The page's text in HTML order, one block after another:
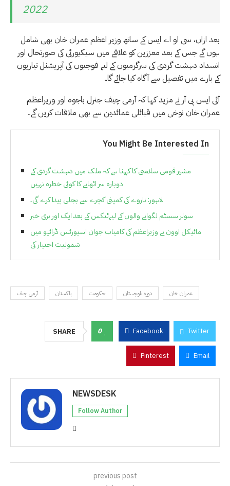
2022
بعد ازاں، سی او اے ایس کے ساتھ وزیر اعظم عمران خان بھی شامل
ہوں گے جس کے بعد معززین کو علاقے میں سیکیورٹی کی صورتحال اور
انسداد دہشت گردی کی سرگرمیوں کے لیے فوجیوں کی آپریشنل تیاریوں
کے بارے میں تفصیل سے آگاہ کیا جائے گا۔
آئی ایس پی آر نے مزید کہا کہ آرمی چیف جنرل باجوہ اور وزیراعظم
عمران خان نوخی میں قبائلی عمائدین سے بھی ملاقات کریں گے۔
You Might Be Interested In
مشیر قومی سلامتی کا کہنا ہے کہ ملک میں دہشت گردی کے
دوبارہ سر اٹھانے کا کوئی خطرہ نہیں
لاہور: ناروے کی کمپنی کچرے سے بجلی پیدا کرے گی۔
سولر سسٹم لگوانے والوں کے لیےٹیکس کے بعد ایک اور بری خبر
مائیکل اوون نے وزیراعظم کی کامیاب جوان اسپورٹس ڈرائیو میں
شمولیت اختیار کی
آرمی چیف پاکستان حکومت دورہ بلوچستان عمران خان
SHARE 0 Facebook Twitter
Pinterest Email
NEWSDESK
Follow Author
previous post